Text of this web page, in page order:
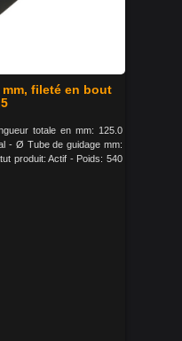
fileté en bout
totale en mm: 125.0
- Ø Tube de guidage mm:
produit: Actif - Poids: 540